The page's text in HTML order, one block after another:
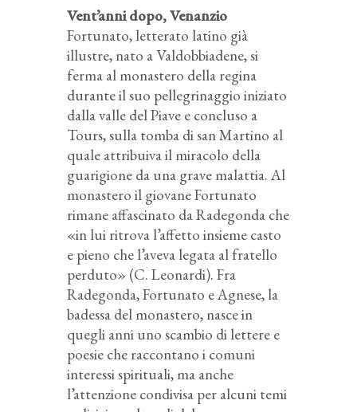
Vent’anni dopo, Venanzio
Fortunato, letterato latino già
illustre, nato a Valdobbiadene, si
ferma al monastero della regina
durante il suo pellegrinaggio iniziato
dalla valle del Piave e concluso a
Tours, sulla tomba di san Martino al
quale attribuiva il miracolo della
guarigione da una grave malattia. Al
monastero il giovane Fortunato
rimane affascinato da Radegonda che
«in lui ritrova l’affetto insieme casto
e pieno che l’aveva legata al fratello
perduto» (C. Leonardi). Fra
Radegonda, Fortunato e Agnese, la
badessa del monastero, nasce in
quegli anni uno scambio di lettere e
poesie che raccontano i comuni
interessi spirituali, ma anche
l’attenzione condivisa per alcuni temi